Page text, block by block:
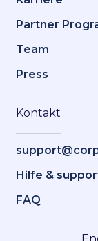
Partner
Team
Press
Kontakt
Hilfe &
FAQ